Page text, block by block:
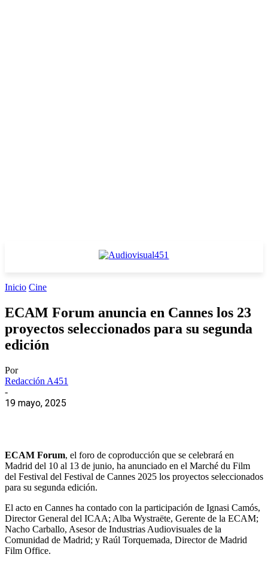
Inicio Cine
ECAM Forum anuncia en Cannes los 23
proyectos seleccionados para su segunda
edición
Por
Redacción A451
-
19 mayo, 2025
ECAM Forum, el foro de coproducción que se celebrará en
Madrid del 10 al 13 de junio, ha anunciado en el Marché du Film
del Festival del Festival de Cannes 2025 los proyectos seleccionados
para su segunda edición.
El acto en Cannes ha contado con la participación de Ignasi Camós,
Director General del ICAA; Alba Wystraëte, Gerente de la ECAM;
Nacho Carballo, Asesor de Industrias Audiovisuales de la
Comunidad de Madrid; y Raúl Torquemada, Director de Madrid
Film Office.